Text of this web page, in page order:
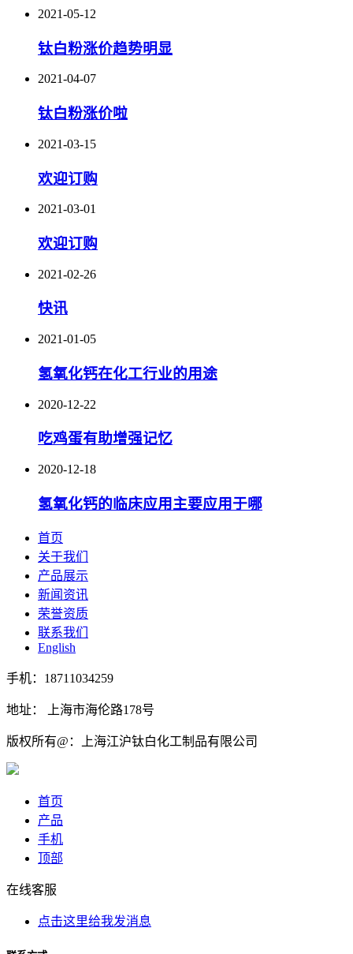
2021-05-12
钛白粉涨价趋势明显
2021-04-07
钛白粉涨价啦
2021-03-15
欢迎订购
2021-03-01
欢迎订购
2021-02-26
快讯
2021-01-05
氢氧化钙在化工行业的用途
2020-12-22
吃鸡蛋有助增强记忆
2020-12-18
氢氧化钙的临床应用主要应用于哪
首页
关于我们
产品展示
新闻资讯
荣誉资质
联系我们
English
手机：18711034259
地址： 上海市海伦路178号
版权所有@：上海江沪钛白化工制品有限公司
首页
产品
手机
顶部
在线客服
点击这里给我发消息